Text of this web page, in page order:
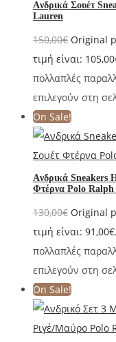
Aνδρικά Σουέτ
Lauren
150,00€ Original
τιμή είναι:
πολλαπλές
επιλεγούν στη
On Sale!
Aνδρικά
Φτέρνα Polo
130,00€ Original
τιμή είναι: 91,00€.
πολλαπλές
επιλεγούν στη
On Sale!